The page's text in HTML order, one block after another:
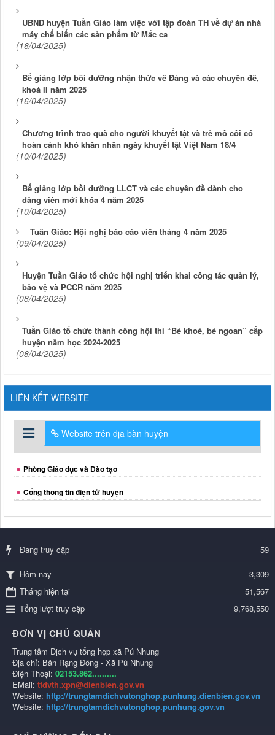
UBND huyện Tuần Giáo làm việc với tập đoàn TH về dự án nhà
máy chế biến các sản phẩm từ Mắc ca
(16/04/2025)
Bế giảng lớp bồi dưỡng nhận thức về Đảng và các chuyên đề,
khoá II năm 2025
(16/04/2025)
Chương trình trao quà cho người khuyết tật và trẻ mồ côi có
hoàn cảnh khó khăn nhân ngày khuyết tật Việt Nam 18/4
(10/04/2025)
Bế giảng lớp bồi dưỡng LLCT và các chuyên đề dành cho
đảng viên mới khóa 4 năm 2025
(10/04/2025)
Tuần Giáo: Hội nghị báo cáo viên tháng 4 năm 2025
(09/04/2025)
Huyện Tuần Giáo tổ chức hội nghị triển khai công tác quản lý,
bảo vệ và PCCR năm 2025
(08/04/2025)
Tuần Giáo tổ chức thành công hội thi “Bé khoẻ, bé ngoan” cấp
huyện năm học 2024-2025
(08/04/2025)
LIÊN KẾT WEBSITE
Website trên địa bàn huyện
Phòng Giáo dục và Đào tạo
Cổng thông tin điện tử huyện
Đang truy cập 59
Hôm nay
3,309
Tháng hiện tại
51,567
Tổng lượt truy cập
9,768,550
ĐƠN VỊ CHỦ QUẢN
Trung tâm Dịch vụ tổng hợp xã Pú Nhung
Địa chỉ: Bản Rạng Đông - Xã Pú Nhung
Điện Thoại: 02153.862..........
EMail: ttdvth.xpn@dienbien.gov.vn
Website: http://trungtamdichvutonghop.punhung.dienbien.gov.vn
Website: http://trungtamdichvutonghop.punhung.gov.vn